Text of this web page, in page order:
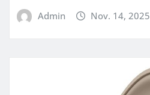
Admin Nov. 14, 2025